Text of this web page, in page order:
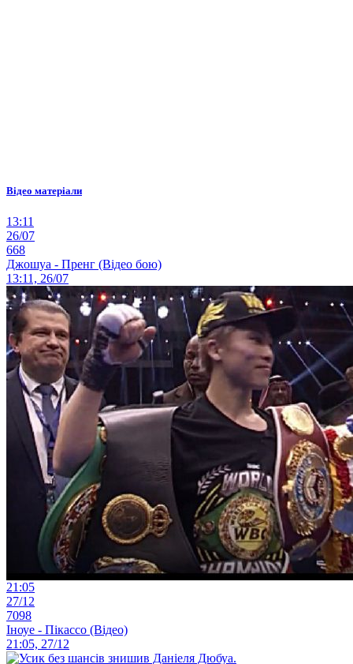
Відео матеріали
13:11
26/07
668
Джошуа - Пренг (Відео бою)
13:11, 26/07
21:05
27/12
7098
Іноуе - Пікассо (Відео)
21:05, 27/12